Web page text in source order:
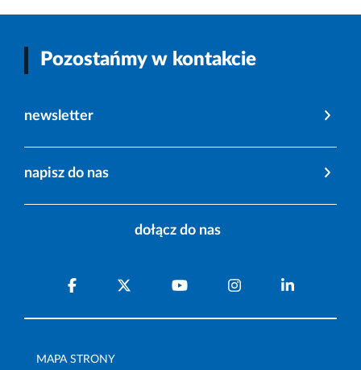
Pozostańmy w kontakcie
newsletter
napisz do nas
dołącz do nas
MAPA STRONY